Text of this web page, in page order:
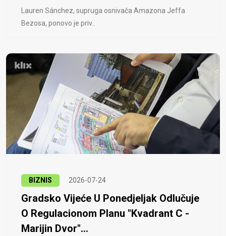
Lauren Sánchez, supruga osnivača Amazona Jeffa
Bezosa, ponovo je priv..
BIZNIS 2026-07-24
Gradsko Vijeće U Ponedjeljak Odlučuje
O Regulacionom Planu "Kvadrant C -
Marijin Dvor"...